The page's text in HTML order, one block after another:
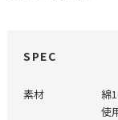
SPEC
素材
綿
使